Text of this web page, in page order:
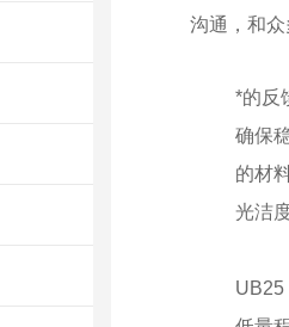
沟通，和
*的反
确保
的材
光洁
UB25